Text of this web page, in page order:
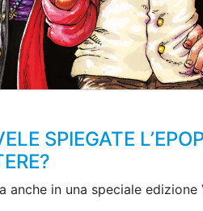
SPIEGATE
anche in una speciale